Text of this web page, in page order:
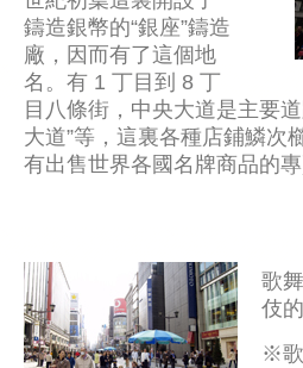
鑄造銀幣的“銀座”鑄造
廠，因而有了這個地
名。有 1 丁目到 8 丁
目八條街，中央大道是主要
大道”等，這裏各種店鋪鱗次
有出售世界各國名牌商品的專
歌
伎
※歌